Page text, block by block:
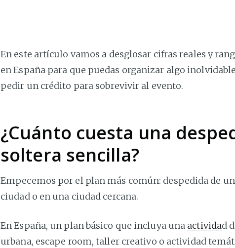
En este artículo vamos a desglosar cifras reales y
en España para que puedas organizar algo
pedir un crédito para sobrevivir al evento.
¿Cuánto cuesta una
soltera sencilla?
Empecemos por el plan más común: despedida de
ciudad o en una ciudad cercana.
En España, un plan básico que incluya una actividad
urbana, escape room, taller creativo o actividad